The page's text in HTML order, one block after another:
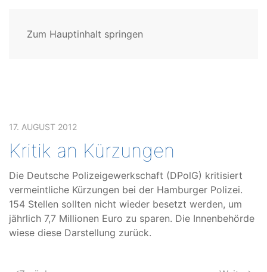
Zum Hauptinhalt springen
17. AUGUST 2012
Kritik an Kürzungen
Die Deutsche Polizeigewerkschaft (DPolG) kritisiert
vermeintliche Kürzungen bei der Hamburger Polizei.
154 Stellen sollten nicht wieder besetzt werden, um
jährlich 7,7 Millionen Euro zu sparen. Die Innenbehörde
wiese diese Darstellung zurück.